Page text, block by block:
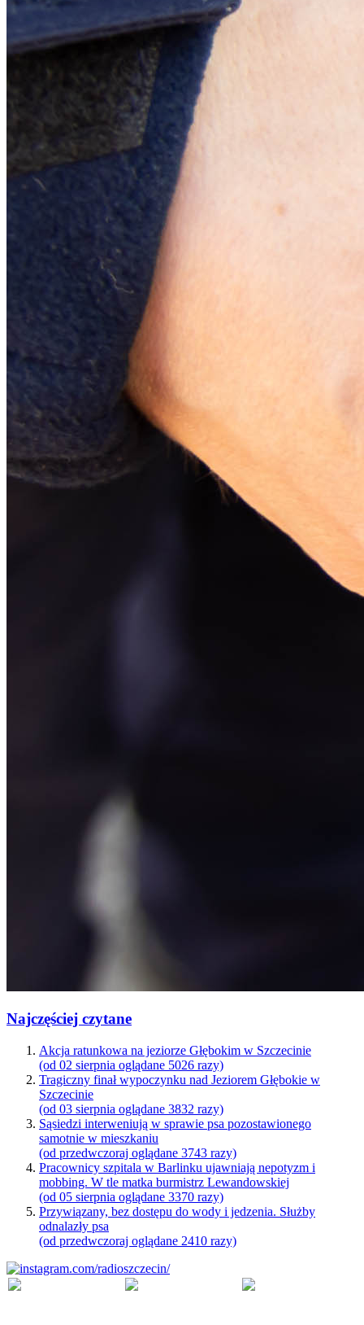
Najczęściej czytane
Akcja ratunkowa na jeziorze Głębokim w Szczecinie
(od 02 sierpnia oglądane 5026 razy)
Tragiczny finał wypoczynku nad Jeziorem Głębokie w
Szczecinie
(od 03 sierpnia oglądane 3832 razy)
Sąsiedzi interweniują w sprawie psa pozostawionego
samotnie w mieszkaniu
(od przedwczoraj oglądane 3743 razy)
Pracownicy szpitala w Barlinku ujawniają nepotyzm i
mobbing. W tle matka burmistrz Lewandowskiej
(od 05 sierpnia oglądane 3370 razy)
Przywiązany, bez dostępu do wody i jedzenia. Służby
odnalazły psa
(od przedwczoraj oglądane 2410 razy)